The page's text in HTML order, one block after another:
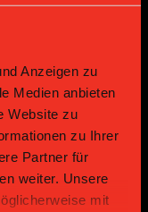
Anzeigen zu
Medien anbieten
Website zu
zu Ihrer
Partner für
weiter. Unsere
mit